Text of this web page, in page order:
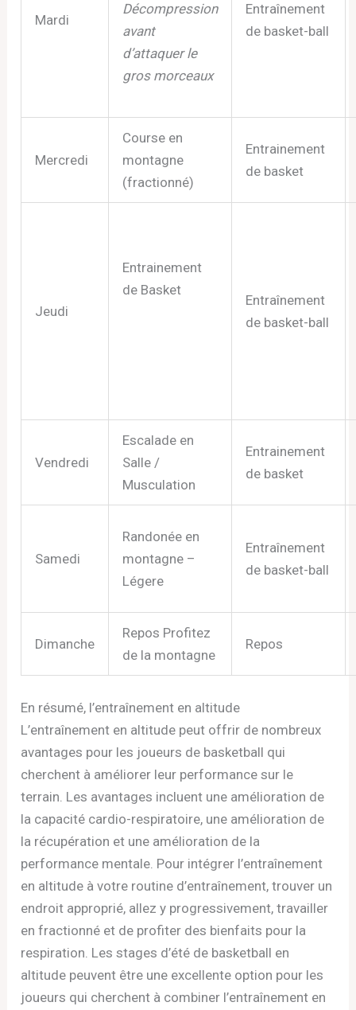
Mardi
Décompression
avant
d’attaquer le
gros morceaux
Entraînement
de basket-ball
Mercredi
Course en
montagne
(fractionné)
Entrainement
de basket
Jeudi
Entrainement
de Basket
Entraînement
de basket-ball
Vendredi
Escalade en
Salle /
Musculation
Entrainement
de basket
Samedi
Randonée en
montagne –
Légere
Entraînement
de basket-ball
Dimanche
Repos Profitez
de la montagne
Repos
En résumé, l’entraînement en altitude
L’entraînement en altitude peut offrir de nombreux
avantages pour les joueurs de basketball qui
cherchent à améliorer leur performance sur le
terrain. Les avantages incluent une amélioration de
la capacité cardio-respiratoire, une amélioration de
la récupération et une amélioration de la
performance mentale. Pour intégrer l’entraînement
en altitude à votre routine d’entraînement, trouver un
endroit approprié, allez y progressivement, travailler
en fractionné et de profiter des bienfaits pour la
respiration. Les stages d’été de basketball en
altitude peuvent être une excellente option pour les
joueurs qui cherchent à combiner l’entraînement en